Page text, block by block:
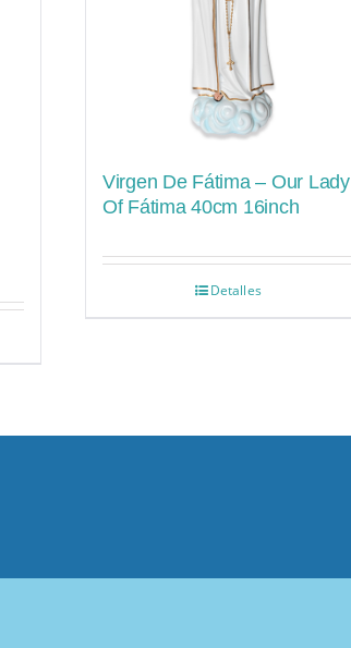
Virgen De Fátima – Our Lady
Of Fátima 40cm 16inch
Detalles